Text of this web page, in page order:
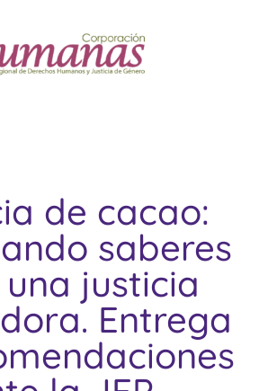
de cacao:
saberes
justicia
Entrega